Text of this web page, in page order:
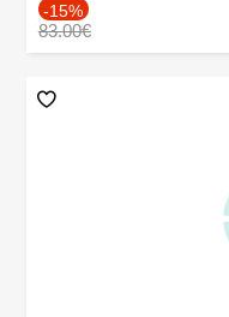
-15%
83.00€